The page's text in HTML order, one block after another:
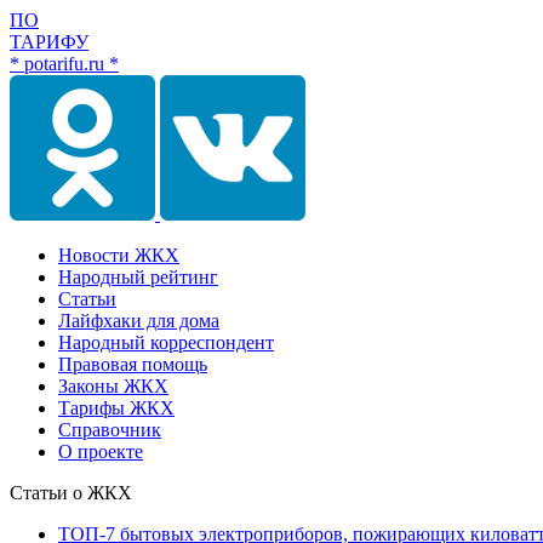
ПО
ТАРИФУ
* potarifu.ru *
Новости ЖКХ
Народный рейтинг
Статьи
Лайфхаки для дома
Народный корреспондент
Правовая помощь
Законы ЖКХ
Тарифы ЖКХ
Справочник
О проекте
Статьи о ЖКХ
ТОП-7 бытовых электроприборов, пожирающих